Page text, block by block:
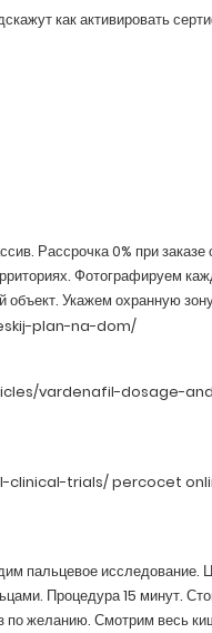
как активировать
Рассрочка 0% при заказе
Фотографируем
Укажем охранную
plan-na-dom/
vardenafil-dosage-
trials/ percocet
пальцевое исследование.
Процедура 15 минут.
желанию. Смотрим весь